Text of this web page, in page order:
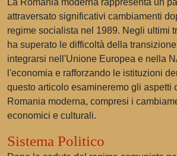
La Romania moderna rappresenta un
attraversato significativi cambiamenti
regime socialista nel 1989. Negli ultimi
ha superato le difficoltà della
integrarsi nell'Unione Europea e nella
l'economia e rafforzando le istituzioni
questo articolo esamineremo gli aspetti
Romania moderna, compresi i
economici e culturali.
Sistema Politico